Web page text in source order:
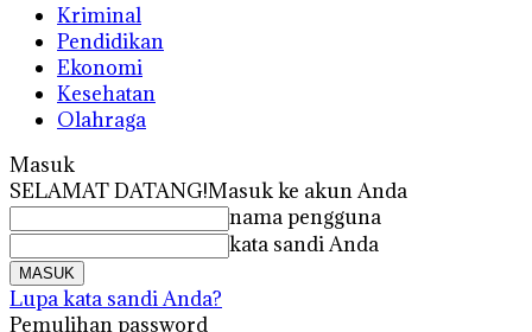
Kriminal
Pendidikan
Ekonomi
Kesehatan
Olahraga
Masuk
SELAMAT DATANG!Masuk ke akun Anda
nama pengguna
kata sandi Anda
Lupa kata sandi Anda?
Pemulihan password